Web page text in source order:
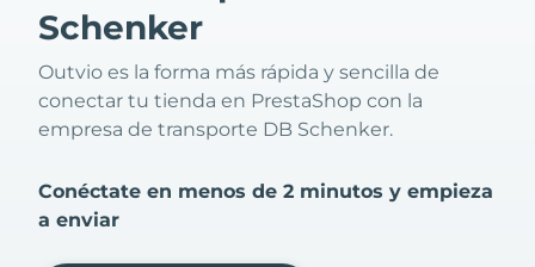
Schenker
Outvio es la forma más rápida y sencilla de
conectar tu tienda en PrestaShop con la
empresa de transporte DB Schenker.
Conéctate en menos de 2 minutos y empieza
a enviar